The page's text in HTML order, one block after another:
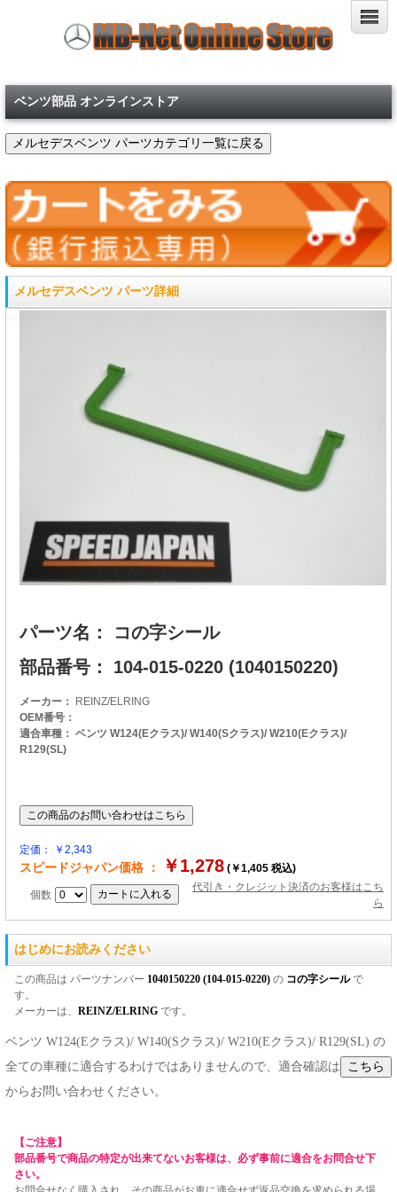
ベンツ部品 オンラインストア
メルセデスベンツ パーツ詳細
パーツ名： コの字シール
部品番号： 104-015-0220 (1040150220)
メーカー：
REINZ/ELRING
OEM番号：
適合車種： ベンツ W124(Eクラス)/ W140(Sクラス)/ W210(Eクラス)/
R129(SL)
定価： ￥2,343
スピードジャパン価格 ： ￥1,278 (￥1,405 税込)
個数
代引き・クレジット決済のお客様はこち
ら
はじめにお読みください
この商品は パーツナンバー 1040150220 (104-015-0220) の コの字シールで
す。
メーカーは、 REINZ/ELRING です。
ベンツ W124(Eクラス)/ W140(Sクラス)/ W210(Eクラス)/ R129(SL) の
全ての車種に適合するわけではありませんので、適合確認は
からお問い合わせください。
【ご注意】
部品番号で商品の特定が出来てないお客様は、必ず事前に適合をお問合せ下
さい。